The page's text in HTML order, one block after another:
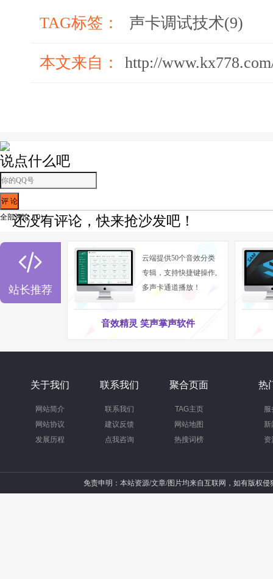
TAG标签： 声卡调试技术(9)
本文来自： http://
说点什么吧
全部评论（0）
还没有评论，快来抢沙发吧！

站长推荐
云端提供50个音效分类
专辑，支持快捷键操作,
多声卡通道播放！
音效精灵 笑声掌声软件
关于我们
网站简介
网站协议
发展历程
联系我们
联系我们
建议反馈
点我咨询
聚合页面
TAG主页
网站地图
热搜词榜
热
服
新
资
免责申明：本站资源/文章/图片均来自互联网，如有版权